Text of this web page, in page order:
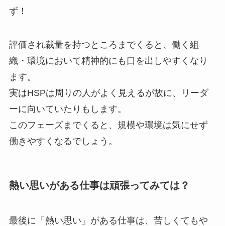
ず！
評価され裁量を持つところまでくると、働く組
織・環境において精神的にも口を出しやすくなり
ます。
実はHSPは周りの人がよく見えるが故に、リーダ
ーに向いていたりもします。
このフェーズまでくると、規模や環境は気にせず
働きやすくなるでしょう。
熱い思いがある仕事は頑張ってみては？
最後に「熱い思い」がある仕事は、苦しくてもや